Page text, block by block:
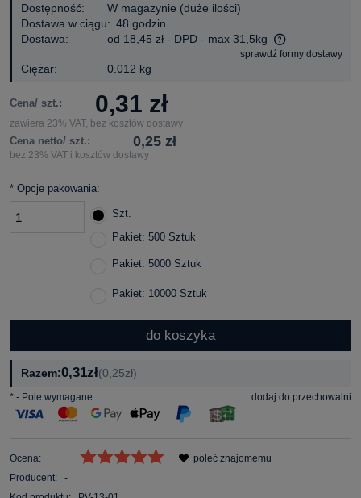
Dostępność:
W magazynie (duże ilości)
Dostawa w ciągu: 48 godzin
Dostawa:
od 18,45 zł - DPD - max 31,5kg
Cena nie zawiera ewentualnych kosztów płatnościsprawdź formy dostawy
Ciężar: 0.012 kg
Cena/ szt.: 0,31 zł
zawiera 23% VAT, bez kosztów dostawy
Cena netto/ szt.: 0,25 zł
bez 23% VAT i kosztów dostawy
* Opcje pakowania:
Szt.
Pakiet: 500 Sztuk
Pakiet: 5000 Sztuk
Pakiet: 10000 Sztuk
do koszyka
Razem:0,31zł(0,25zł)
dodaj do przechowalni
* - Pole wymagane
Ocena:
Producent:
-
poleć znajomemu